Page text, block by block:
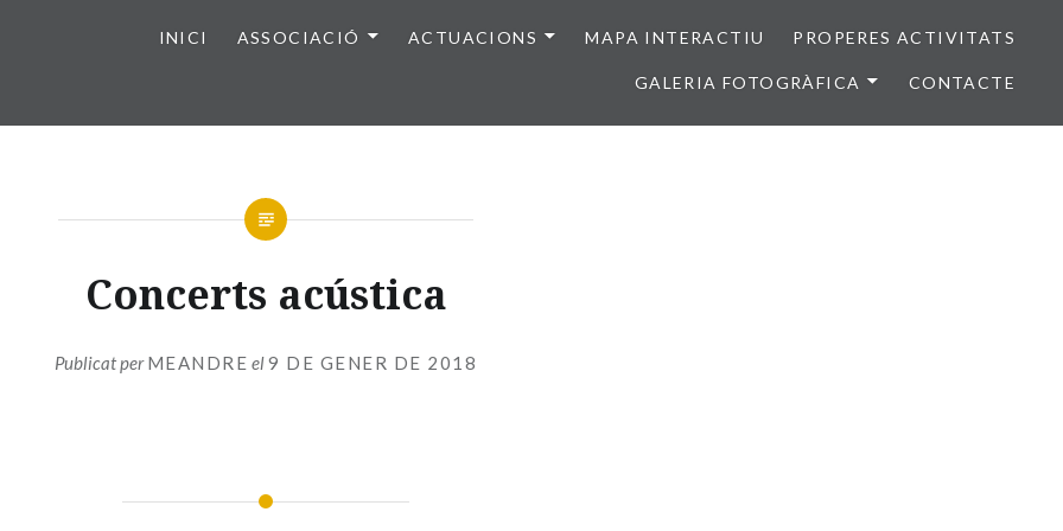
INICI ASSOCIACIÓ ACTUACIONS MAPA INTERACTIU PROPERES ACTIVITATS
GALERIA FOTOGRÀFICA CONTACTE
Concerts acústica
Publicat perMEANDRE el9 DE GENER DE 2018